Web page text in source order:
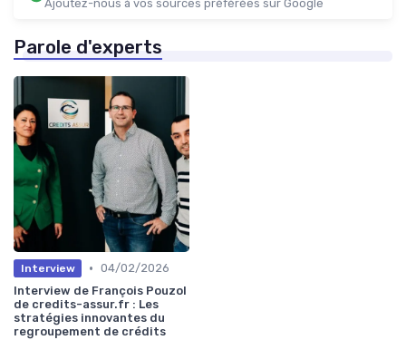
Ajoutez-nous à vos sources préférées sur Google
Parole d'experts
Interview • 04/02/2026
Interview de François Pouzol
de credits-assur.fr : Les
stratégies innovantes du
regroupement de crédits